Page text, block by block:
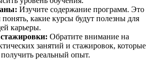
Изучите содержание программ. Это
какие курсы будут полезны для
карьеры.
Обратите внимание на
занятий и стажировок, которые
реальный опыт.